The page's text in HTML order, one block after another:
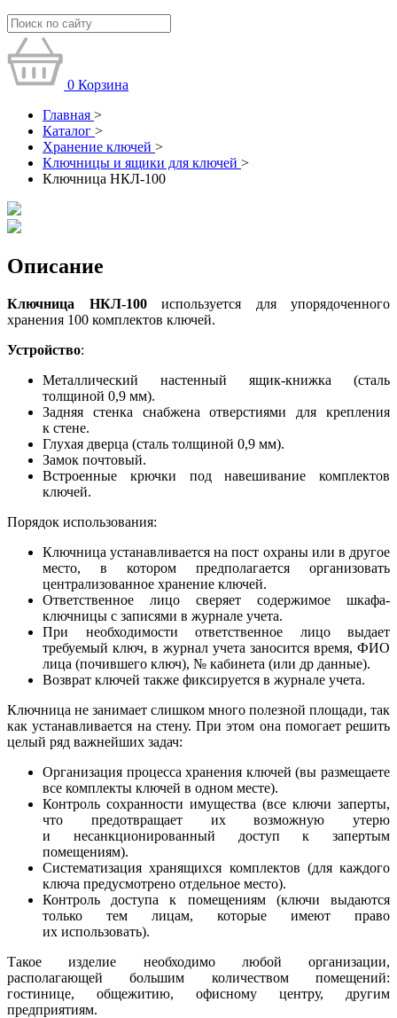
0 Корзина
Главная >
Каталог >
Хранение ключей >
Ключницы и ящики для ключей >
Ключница НКЛ-100
Описание
Ключница НКЛ-100 используется для упорядоченного
хранения 100 комплектов ключей.
Устройство:
Металлический настенный ящик-книжка (сталь
толщиной 0,9 мм).
Задняя стенка снабжена отверстиями для крепления
к стене.
Глухая дверца (сталь толщиной 0,9 мм).
Замок почтовый.
Встроенные крючки под навешивание комплектов
ключей.
Порядок использования:
Ключница устанавливается на пост охраны или в другое
место, в котором предполагается организовать
централизованное хранение ключей.
Ответственное лицо сверяет содержимое шкафа-
ключницы с записями в журнале учета.
При необходимости ответственное лицо выдает
требуемый ключ, в журнал учета заносится время, ФИО
лица (почившего ключ), № кабинета (или др данные).
Возврат ключей также фиксируется в журнале учета.
Ключница не занимает слишком много полезной площади, так
как устанавливается на стену. При этом она помогает решить
целый ряд важнейших задач:
Организация процесса хранения ключей (вы размещаете
все комплекты ключей в одном месте).
Контроль сохранности имущества (все ключи заперты,
что предотвращает их возможную утерю
и несанкционированный доступ к запертым
помещениям).
Систематизация хранящихся комплектов (для каждого
ключа предусмотрено отдельное место).
Контроль доступа к помещениям (ключи выдаются
только тем лицам, которые имеют право
их использовать).
Такое изделие необходимо любой организации,
располагающей большим количеством помещений:
гостинице, общежитию, офисному центру, другим
предприятиям.